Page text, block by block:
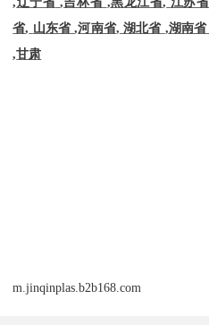
省, 山东省 ,河南省, 湖北省 ,湖南省
,甘肃
m.jinqinplas.b2b168.com